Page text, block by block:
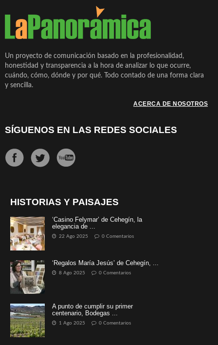
Un proyecto de comunicación basado en la profesionalidad,
honestidad y transparencia a la hora de analizar lo que ocurre,
cuándo, cómo, dónde y por qué. Todo contado de una forma clara
y sencilla.
ACERCA DE NOSOTROS
SÍGUENOS EN LAS REDES SOCIALES
HISTORIAS Y PAISAJES
‘Casino Felymar’ de Cehegín, la
elegancia de ...
22 Ago 2025 0 Comentarios
‘Regalos María Jesús’ de Cehegín, ...
8 Ago 2025 0 Comentarios
A punto de cumplir su primer
centenario, Bodegas ...
1 Ago 2025 0 Comentarios